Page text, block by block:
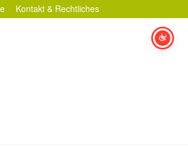
Kontakt & Rechtliches